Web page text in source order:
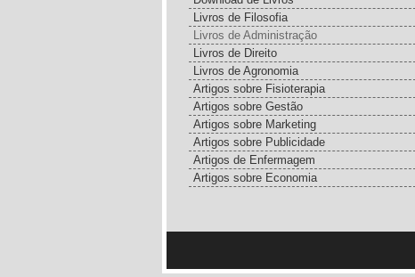
Livros de Filosofia
Livros de Administração
Livros de Direito
Livros de Agronomia
Artigos sobre Fisioterapia
Artigos sobre Gestão
Artigos sobre Marketing
Artigos sobre Publicidade
Artigos de Enfermagem
Artigos sobre Economia